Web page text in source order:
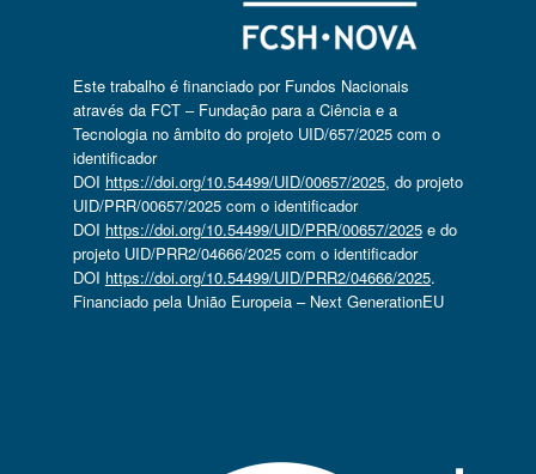
Este trabalho é financiado por Fundos Nacionais
através da FCT – Fundação para a Ciência e a
Tecnologia no âmbito do projeto UID/657/2025 com o
identificador
DOI https://doi.org/10.54499/UID/00657/2025, do projeto
UID/PRR/00657/2025 com o identificador
DOI https://doi.org/10.54499/UID/PRR/00657/2025e do
projeto UID/PRR2/04666/2025 com o identificador
DOI https://doi.org/10.54499/UID/PRR2/04666/2025.
Financiado pela União Europeia – Next GenerationEU